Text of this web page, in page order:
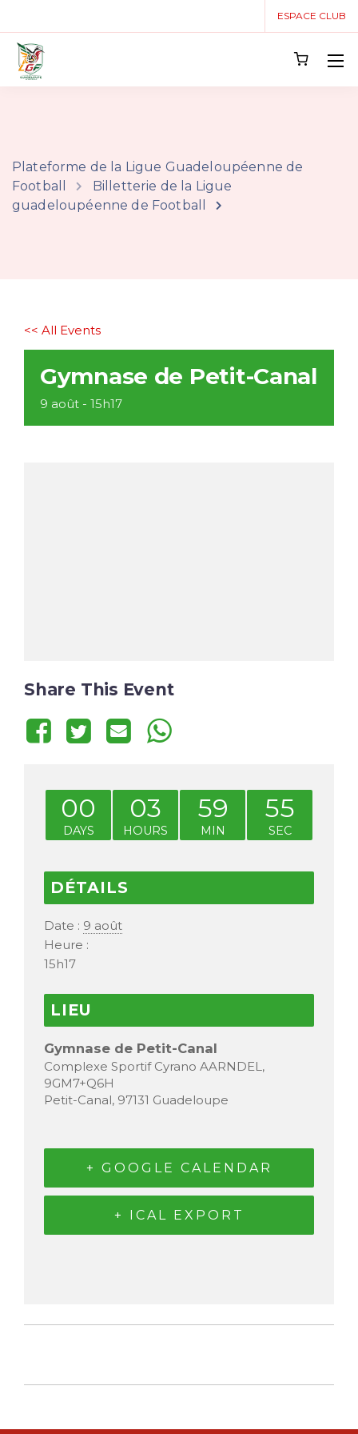
ESPACE CLUB
Plateforme de la Ligue Guadeloupéenne de
Football
Billetterie de la Ligue
guadeloupéenne de Football
<< All Events
Gymnase de Petit-Canal
9 août - 15h17
Share This Event
00
DAYS
03
HOURS
59
MIN
55
SEC
DÉTAILS
Date : 9 août
Heure :
15h17
LIEU
Gymnase de Petit-Canal
Complexe Sportif Cyrano AARNDEL,
9GM7+Q6H
Petit-Canal, 97131 Guadeloupe
+ GOOGLE CALENDAR
+ ICAL EXPORT